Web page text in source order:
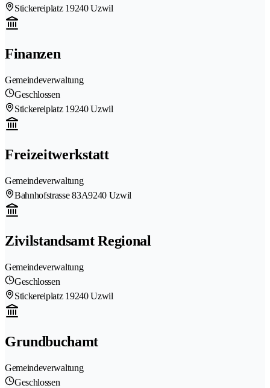
Stickereiplatz 19240 Uzwil
Finanzen
Gemeindeverwaltung
Geschlossen
Stickereiplatz 19240 Uzwil
Freizeitwerkstatt
Gemeindeverwaltung
Bahnhofstrasse 83A9240 Uzwil
Zivilstandsamt Regional
Gemeindeverwaltung
Geschlossen
Stickereiplatz 19240 Uzwil
Grundbuchamt
Gemeindeverwaltung
Geschlossen